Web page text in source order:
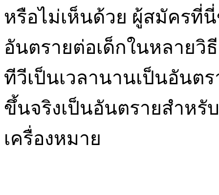
หรือไม่เห็นด้วย ผู้สมัครที่
อันตรายต่อเด็กในหลายวิ
ทีวีเป็นเวลานานเป็นอันต
ขึ้นจริงเป็นอันตรายสำหรั
เครื่องหมาย